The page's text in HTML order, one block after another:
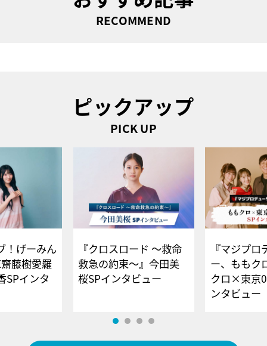
RECOMMEND
ピックアップ
PICK UP
！げーみん
藤樹愛羅
SPインタ
『クロスロード ～救命
救急の約束～』今田美
桜SPインタビュー
『マジプロ
ー、ももク
クロ×東京
ンタビュー